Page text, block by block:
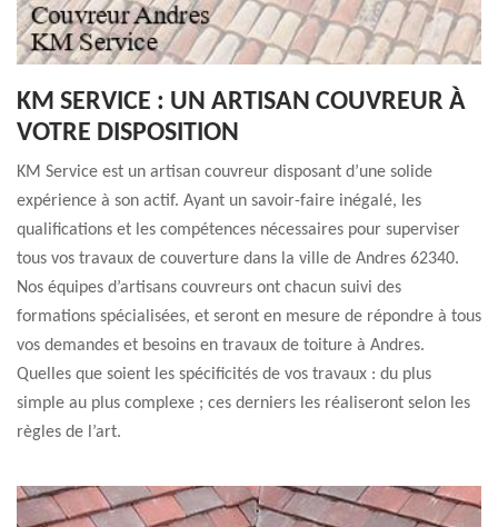
KM SERVICE : UN ARTISAN COUVREUR À
VOTRE DISPOSITION
KM Service est un artisan couvreur disposant d’une solide
expérience à son actif. Ayant un savoir-faire inégalé, les
qualifications et les compétences nécessaires pour superviser
tous vos travaux de couverture dans la ville de Andres 62340.
Nos équipes d’artisans couvreurs ont chacun suivi des
formations spécialisées, et seront en mesure de répondre à tous
vos demandes et besoins en travaux de toiture à Andres.
Quelles que soient les spécificités de vos travaux : du plus
simple au plus complexe ; ces derniers les réaliseront selon les
règles de l’art.